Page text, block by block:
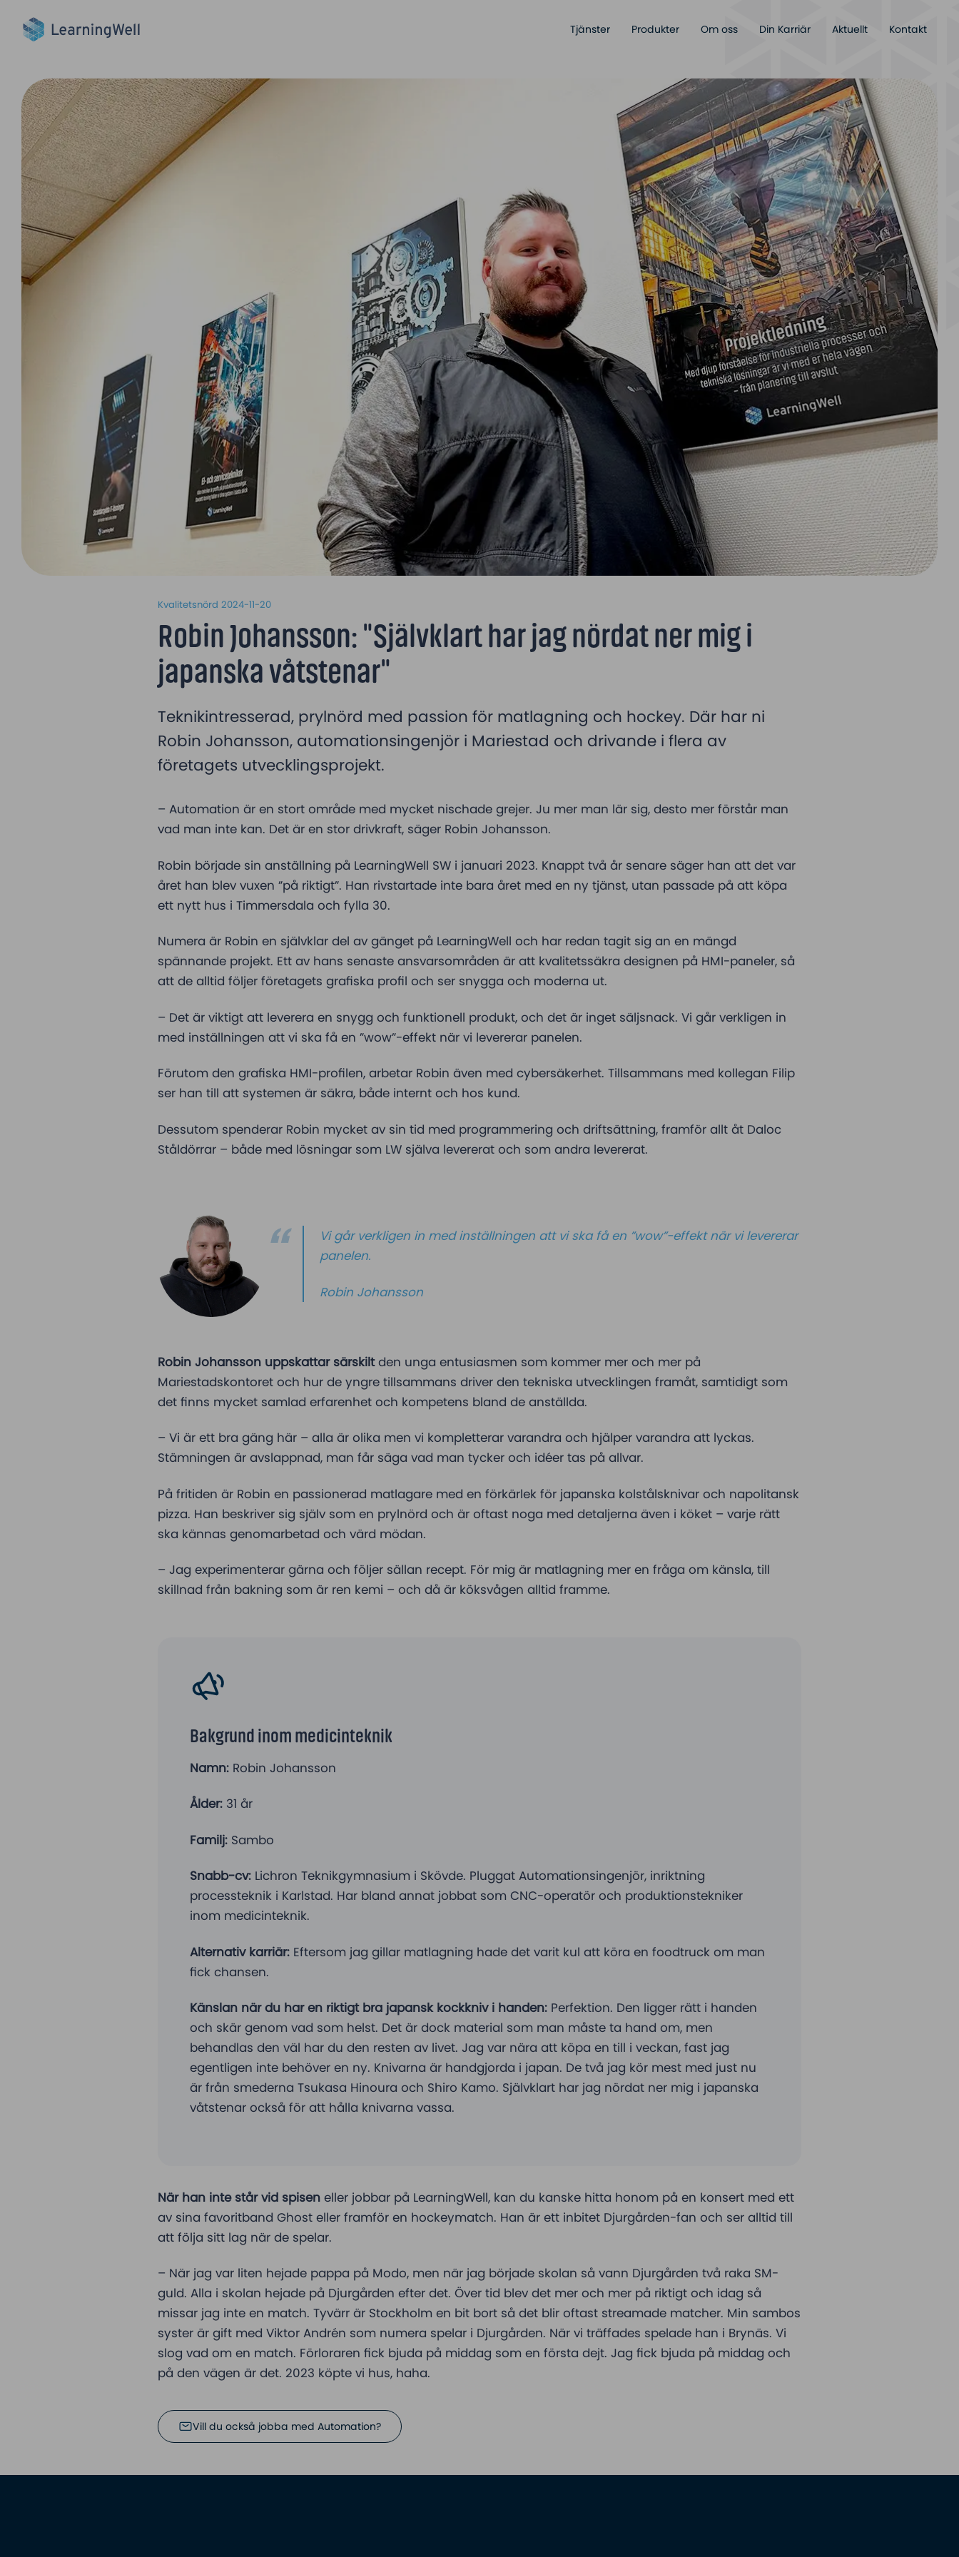
Tjänster Produkter Om oss Din Karriär Aktuellt Kontakt
Kvalitetsnörd2024-11-20
Robin Johansson: "Självklart har jag nördat ner mig i
japanska våtstenar"
Teknikintresserad, prylnörd med passion för matlagning och hockey. Där har ni
Robin Johansson, automationsingenjör i Mariestad och drivande i flera av
företagets utvecklingsprojekt.
– Automation är en stort område med mycket nischade grejer. Ju mer man lär sig, desto mer förstår man
vad man inte kan. Det är en stor drivkraft, säger Robin Johansson.
Robin började sin anställning på LearningWell SW i januari 2023. Knappt två år senare säger han att det var
året han blev vuxen ”på riktigt”. Han rivstartade inte bara året med en ny tjänst, utan passade på att köpa
ett nytt hus i Timmersdala och fylla 30.
Numera är Robin en självklar del av gänget på LearningWell och har redan tagit sig an en mängd
spännande projekt. Ett av hans senaste ansvarsområden är att kvalitetssäkra designen på HMI-paneler, så
att de alltid följer företagets grafiska profil och ser snygga och moderna ut.
– Det är viktigt att leverera en snygg och funktionell produkt, och det är inget säljsnack. Vi går verkligen in
med inställningen att vi ska få en ”wow”-effekt när vi levererar panelen.
Förutom den grafiska HMI-profilen, arbetar Robin även med cybersäkerhet. Tillsammans med kollegan Filip
ser han till att systemen är säkra, både internt och hos kund.
Dessutom spenderar Robin mycket av sin tid med programmering och driftsättning, framför allt åt Daloc
Ståldörrar – både med lösningar som LW själva levererat och som andra levererat.
Vi går verkligen in med inställningen att vi ska få en ”wow”-effekt när vi levererar
panelen.
Robin Johansson
Robin Johansson uppskattar särskiltden unga entusiasmen som kommer mer och mer på
Mariestadskontoret och hur de yngre tillsammans driver den tekniska utvecklingen framåt, samtidigt som
det finns mycket samlad erfarenhet och kompetens bland de anställda.
– Vi är ett bra gäng här – alla är olika men vi kompletterar varandra och hjälper varandra att lyckas.
Stämningen är avslappnad, man får säga vad man tycker och idéer tas på allvar.
På fritiden är Robin en passionerad matlagare med en förkärlek för japanska kolstålsknivar och napolitansk
pizza. Han beskriver sig själv som en prylnörd och är oftast noga med detaljerna även i köket – varje rätt
ska kännas genomarbetad och värd mödan.
– Jag experimenterar gärna och följer sällan recept. För mig är matlagning mer en fråga om känsla, till
skillnad från bakning som är ren kemi – och då är köksvågen alltid framme.
Bakgrund inom medicinteknik
Namn: Robin Johansson
Ålder: 31 år
Familj: Sambo
Snabb-cv: Lichron Teknikgymnasium i Skövde. Pluggat Automationsingenjör, inriktning
processteknik i Karlstad. Har bland annat jobbat som CNC-operatör och produktionstekniker
inom medicinteknik.
Alternativ karriär: Eftersom jag gillar matlagning hade det varit kul att köra en foodtruck om man
fick chansen.
Känslan när du har en riktigt bra japansk kockkniv i handen: Perfektion. Den ligger rätt i handen
och skär genom vad som helst. Det är dock material som man måste ta hand om, men
behandlas den väl har du den resten av livet. Jag var nära att köpa en till i veckan, fast jag
egentligen inte behöver en ny. Knivarna är handgjorda i japan. De två jag kör mest med just nu
är från smederna Tsukasa Hinoura och Shiro Kamo. Självklart har jag nördat ner mig i japanska
våtstenar också för att hålla knivarna vassa.
När han inte står vid spisen eller jobbar på LearningWell, kan du kanske hitta honom på en konsert med ett
av sina favoritband Ghost eller framför en hockeymatch. Han är ett inbitet Djurgården-fan och ser alltid till
att följa sitt lag när de spelar.
– När jag var liten hejade pappa på Modo, men när jag började skolan så vann Djurgården två raka SM-
guld. Alla i skolan hejade på Djurgården efter det. Över tid blev det mer och mer på riktigt och idag så
missar jag inte en match. Tyvärr är Stockholm en bit bort så det blir oftast streamade matcher. Min sambos
syster är gift med Viktor Andrén som numera spelar i Djurgården. När vi träffades spelade han i Brynäs. Vi
slog vad om en match. Förloraren fick bjuda på middag som en första dejt. Jag fick bjuda på middag och
på den vägen är det. 2023 köpte vi hus, haha.
Vill du också jobba med Automation?